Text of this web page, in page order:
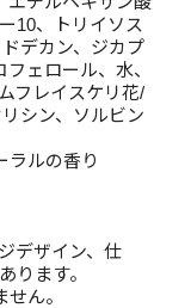
10、トリイソス
デカン、ジカプ
ェロール、水、
フレイスケリ花/
シン、ソルビン
ラルの香り
デザイン、仕
ります。
ん。